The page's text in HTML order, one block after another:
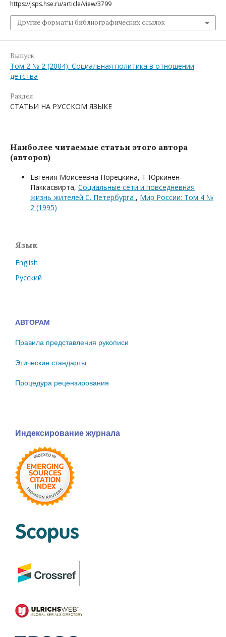
https://jsps.hse.ru/article/view/3799
Другие форматы библиографических ссылок
Выпуск
Том 2 № 2 (2004): Социальная политика в отношении
детства
Раздел
СТАТЬИ НА РУССКОМ ЯЗЫКЕ
Наиболее читаемые статьи этого автора
(авторов)
Евгения Моисеевна Порецкина, Т Юркинен-
Паккасвирта, Социальные сети и повседневная
жизнь жителей С. Петербурга , Мир России: Том 4 №
2 (1995)
Язык
English
Русский
АВТОРАМ
Правила представления рукописи
Этические стандарты
Процедура рецензирования
Индексирование журнала